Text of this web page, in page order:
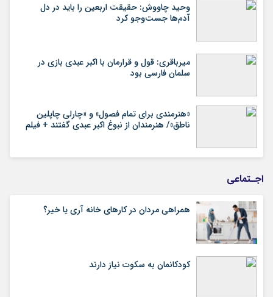
وحید چاووش: حقیقت اربعین را باید در دل
آدم‌ها جست‌وجو کرد
میرباقری: قول و قرارمان با اکبر عبدی بازی در
سلمان فارسی بود
«هنرمندی برای تمام فصول» و «چارلی چاپلین
ناطق»/ هنرمندان از نبوغ اکبر عبدی گفتند + فیلم
اجـتماعی
همراهی مردان در کارهای خانه آری یا خیر؟
کودکانمان به سکوت نیاز دارند